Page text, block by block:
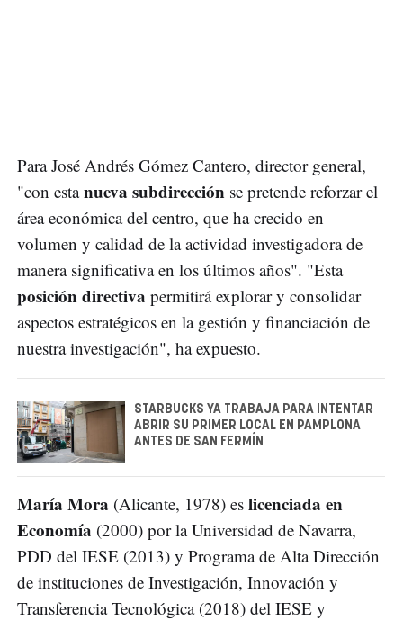
Para José Andrés Gómez Cantero, director general,
"con estanueva subdirección se pretende reforzar el
área económica del centro, que ha crecido en
volumen y calidad de la actividad investigadora de
manera significativa en los últimos años". "Esta
posición directiva permitirá explorar y consolidar
aspectos estratégicos en la gestión y financiación de
nuestra investigación", ha expuesto.
STARBUCKS YA TRABAJA PARA INTENTAR
ABRIR SU PRIMER LOCAL EN PAMPLONA
ANTES DE SAN FERMÍN
María Mora (Alicante, 1978) es licenciada en
Economía (2000) por la Universidad de Navarra,
PDD del IESE (2013) y Programa de Alta Dirección
de instituciones de Investigación, Innovación y
Transferencia Tecnológica (2018) del IESE y